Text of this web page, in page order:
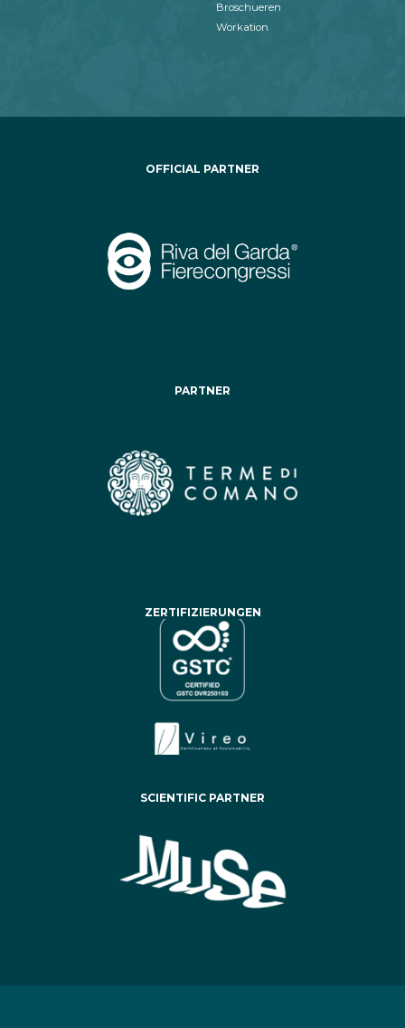
Broschueren
Workation
OFFICIAL PARTNER
PARTNER
ZERTIFIZIERUNGEN
SCIENTIFIC PARTNER